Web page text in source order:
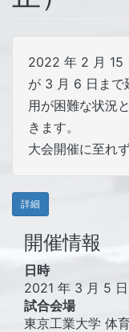
2022 年 2 月 15
が 3 月 6 日まで
用が困難な状況
きます。
大会開催に至れ
詳細
開催情報
日時
2021 年 3 月 5 日
試合会場
東京工業大学 体